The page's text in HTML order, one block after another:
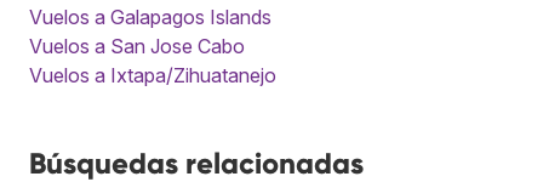
Vuelos a Galapagos Islands
Vuelos a San Jose Cabo
Vuelos a Ixtapa/Zihuatanejo
Búsquedas relacionadas